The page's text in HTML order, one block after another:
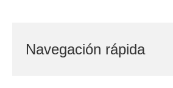
Navegación rápida